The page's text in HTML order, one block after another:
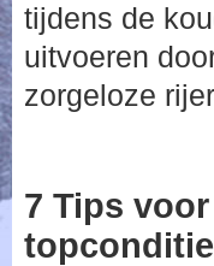
tijdens de
uitvoeren
zorgeloze
7 Tips